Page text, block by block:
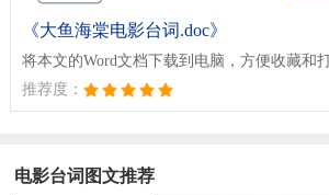
《大鱼海棠电影台词.doc》
将本文的Word文档下载到电脑，方便收藏和
推荐度：
电影台词图文推荐